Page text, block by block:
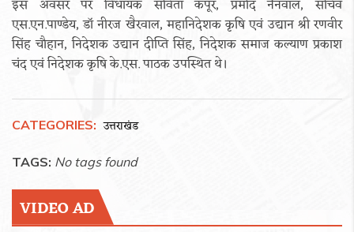
इस अवसर पर विधायक सविता कपूर, प्रमोद नैनवाल, सचिव
एस.एन.पाण्डेय, डॉ नीरज खैरवाल, महानिदेशक कृषि एवं उद्यान श्री रणवीर
सिंह चौहान, निदेशक उद्यान दीप्ति सिंह, निदेशक समाज कल्याण प्रकाश
चंद एवं निदेशक कृषि के.एस. पाठक उपस्थित थे।
CATEGORIES: उत्तराखंड
TAGS: No tags found
VIDEO AD